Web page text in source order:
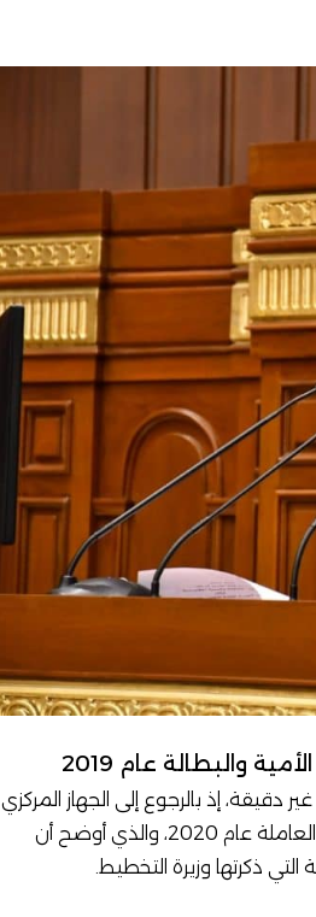
والبطالة عام 2019
الجهاز المركزي
، وقفنا على النشرة السنوية المجمعة لنتائج بحث القوى العاملة عام 2020، والذي أوضح أن